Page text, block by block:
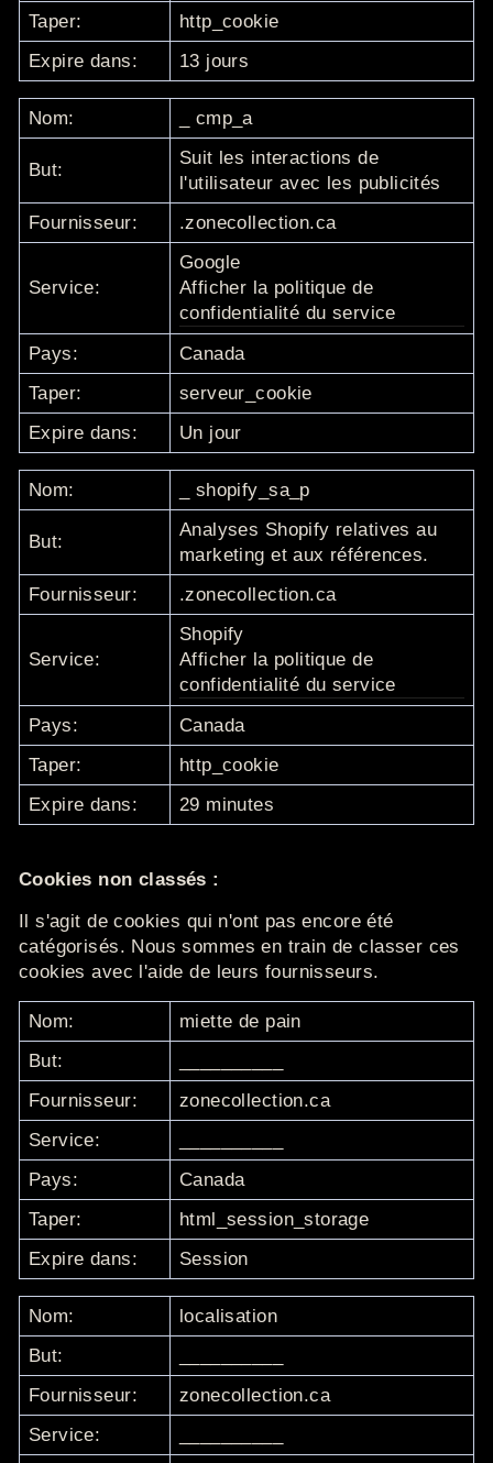
Taper:
http_cookie
Expire dans:
13 jours
Nom: cmp_a
But:
Suit les interactions de
l'utilisateur avec les publicités
Fournisseur:
.zonecollection.ca
Service:
Google
Afficher la politique de
confidentialité du service
Pays:
Canada
Taper:
serveur_cookie
Expire dans:
Un jour
Nom: shopify_sa_p
But:
Analyses Shopify relatives au
marketing et aux références.
Fournisseur:
.zonecollection.ca
Service:
Shopify
Afficher la politique de
confidentialité du service
Pays:
Canada
Taper:
http_cookie
Expire dans:
29 minutes
Cookies non classés :
Il s'agit de cookies qui n'ont pas encore été
catégorisés. Nous sommes en train de classer ces
cookies avec l'aide de leurs fournisseurs.
Nom:
miette de pain
But:
Fournisseur:
zonecollection.ca
Service:
Pays:
Canada
Taper:
html_session_storage
Expire dans:
Session
Nom:
localisation
But:
Fournisseur:
zonecollection.ca
Service: